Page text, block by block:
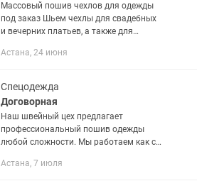
Массовый пошив чехлов для одежды
под заказ Шьем чехлы для свадебных
и вечерних платьев, а также для
портных, ателье и свадебных салонов.
Астана, 24 июня
Спецодежда
Договорная
Наш швейный цех предлагает
профессиональный пошив одежды
любой сложности. Мы работаем как с
компаниями. ✂️ Наши услуги: •Пошив
Астана, 7 июля